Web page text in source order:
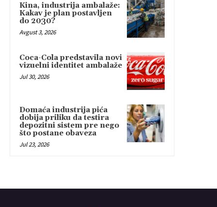
Kina, industrija ambalaže:
Kakav je plan postavljen
do 2030?
Avgust 3, 2026
Coca-Cola predstavila novi
vizuelni identitet ambalaže
Jul 30, 2026
Domaća industrija pića
dobija priliku da testira
depozitni sistem pre nego
što postane obaveza
Jul 23, 2026